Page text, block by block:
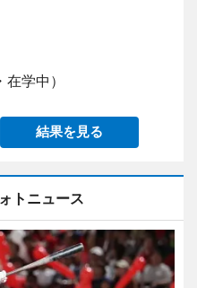
学中）
結果を見る
トニュース